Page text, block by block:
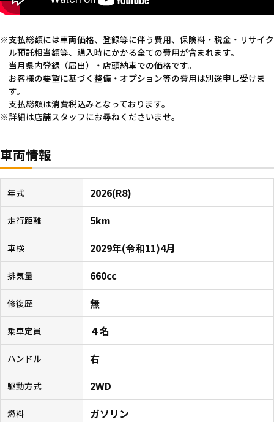
支払総額には車両価格、登録等に伴う費用、保険料・税金・リサイク
ル預託相当額等、購入時にかかる全ての費用が含まれます。
当月県内登録（届出）・店頭納車での価格です。
お客様の要望に基づく整備・オプション等の費用は別途申し受けま
す。
支払総額は消費税込みとなっております。
詳細は店舗スタッフにお尋ねくださいませ。
車両情報
年式 2026(R8)
走行距離 5km
車検 2029年(令和11)4月
排気量 660cc
修復歴 無
乗車定員 ４名
ハンドル 右
駆動方式 2WD
燃料 ガソリン